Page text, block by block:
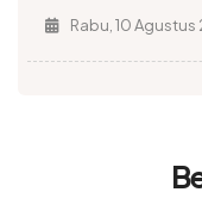
Rabu, 10 Agustus